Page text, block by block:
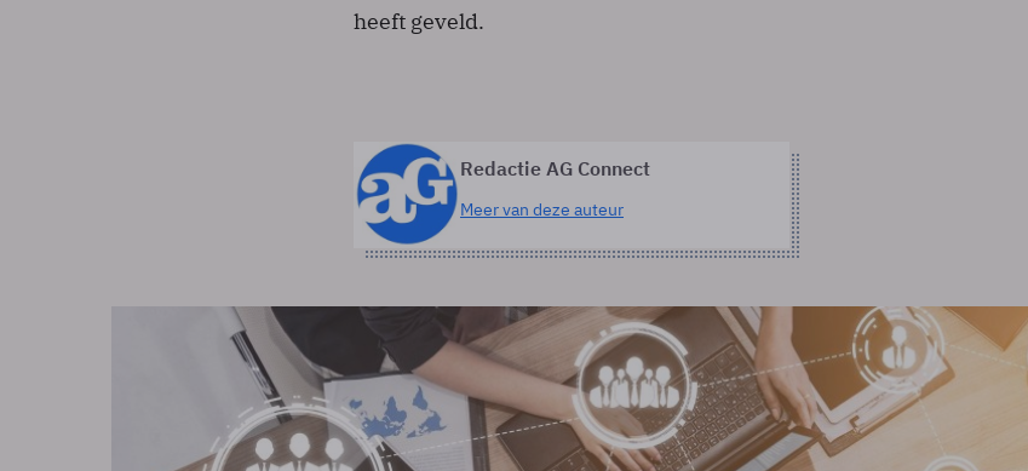
heeft geveld.
Redactie AG Connect
Meer van deze auteur